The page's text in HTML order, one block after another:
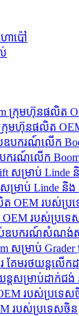
ហោប៉ៅ
ក្រុមហ៊ុនផលិត
ករណ៍លើក
ម្រាប់ Linde
របស់​ប្រទ
ម្រាប់ Grader
តសម្រាប់ដាក់ជង់
របស់ប្រទេសចិន